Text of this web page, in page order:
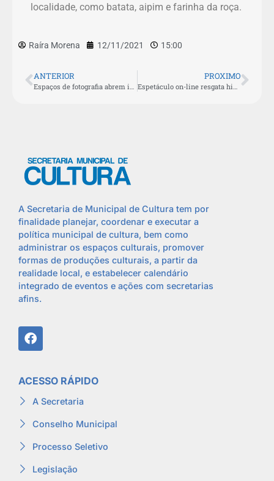
localidade, como batata, aipim e farinha da roça.
Raíra Morena 12/11/2021 15:00
ANTERIOR PROXIMO
A Secretaria de Municipal de Cultura tem por
finalidade planejar, coordenar e executar a
política municipal de cultura, bem como
administrar os espaços culturais, promover
formas de produções culturais, a partir da
realidade local, e estabelecer calendário
integrado de eventos e ações com secretarias
afins.
ACESSO RÁPIDO
A Secretaria
Conselho Municipal
Processo Seletivo
Legislação